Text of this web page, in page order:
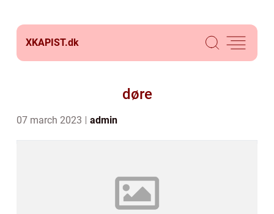
XKAPIST.dk
døre
07 march 2023 admin